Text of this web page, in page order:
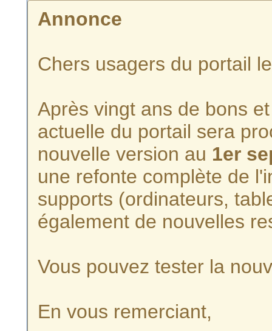
Annonce
Chers usagers du portail
Après vingt ans de bons
actuelle du portail sera
nouvelle version au 1er
une refonte complète de
supports (ordinateurs,
également de nouvelles
Vous pouvez tester la
En vous remerciant,